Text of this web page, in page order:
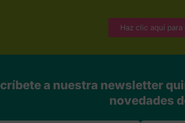
Haz clic aquí
a nuestra newsletter
novedades